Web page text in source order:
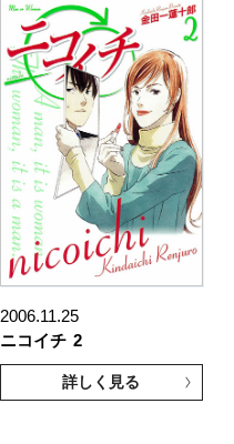
2006.11.25
ニコイチ 2
詳しく見る